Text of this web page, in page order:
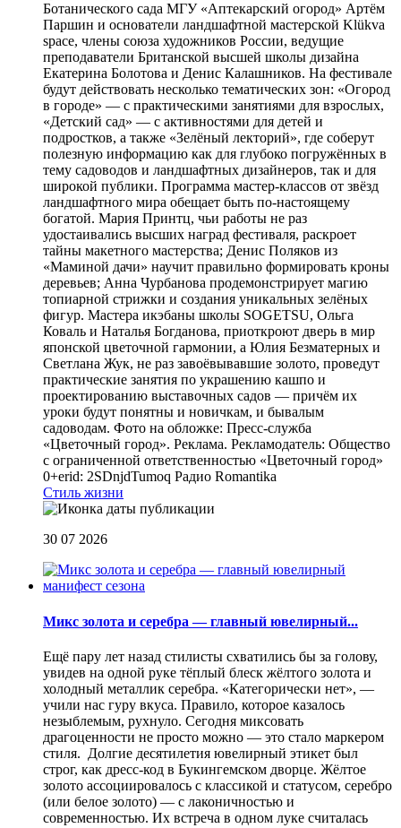
Ботанического сада МГУ «Аптекарский огород» Артём
Паршин и основатели ландшафтной мастерской Klükva
space, члены союза художников России, ведущие
преподаватели Британской высшей школы дизайна
Екатерина Болотова и Денис Калашников. На фестивале
будут действовать несколько тематических зон: «Огород
в городе» — с практическими занятиями для взрослых,
«Детский сад» — с активностями для детей и
подростков, а также «Зелёный лекторий», где соберут
полезную информацию как для глубоко погружённых в
тему садоводов и ландшафтных дизайнеров, так и для
широкой публики. Программа мастер-классов от звёзд
ландшафтного мира обещает быть по-настоящему
богатой. Мария Принтц, чьи работы не раз
удостаивались высших наград фестиваля, раскроет
тайны макетного мастерства; Денис Поляков из
«Маминой дачи» научит правильно формировать кроны
деревьев; Анна Чурбанова продемонстрирует магию
топиарной стрижки и создания уникальных зелёных
фигур. Мастера икэбаны школы SOGETSU, Ольга
Коваль и Наталья Богданова, приоткроют дверь в мир
японской цветочной гармонии, а Юлия Безматерных и
Светлана Жук, не раз завоёвывавшие золото, проведут
практические занятия по украшению кашпо и
проектированию выставочных садов — причём их
уроки будут понятны и новичкам, и бывалым
садоводам. Фото на обложке: Пресс-служба
«Цветочный город». Реклама. Рекламодатель: Общество
с ограниченной ответственностью «Цветочный город»
0+erid: 2SDnjdTumoq Радио Romantika
Стиль жизни
30 07 2026
Микс золота и серебра — главный ювелирный...
Ещё пару лет назад стилисты схватились бы за голову,
увидев на одной руке тёплый блеск жёлтого золота и
холодный металлик серебра. «Категорически нет», —
учили нас гуру вкуса. Правило, которое казалось
незыблемым, рухнуло. Сегодня миксовать
драгоценности не просто можно — это стало маркером
стиля. Долгие десятилетия ювелирный этикет был
строг, как дресс-код в Букингемском дворце. Жёлтое
золото ассоциировалось с классикой и статусом, серебро
(или белое золото) — с лаконичностью и
современностью. Их встреча в одном луке считалась